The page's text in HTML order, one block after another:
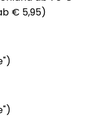
€ 5,95)